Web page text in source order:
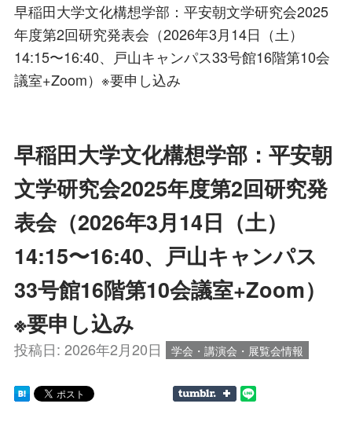
早稲田大学文化構想学部：平安朝文学研究会2025
年度第2回研究発表会（2026年3月14日（土）
14:15〜16:40、戸山キャンパス33号館16階第10会
議室+Zoom）※要申し込み
早稲田大学文化構想学部：平安朝
文学研究会2025年度第2回研究発
表会（2026年3月14日（土）
14:15〜16:40、戸山キャンパス
33号館16階第10会議室+Zoom）
※要申し込み
投稿日: 2026年2月20日 学会・講演会・展覧会情報